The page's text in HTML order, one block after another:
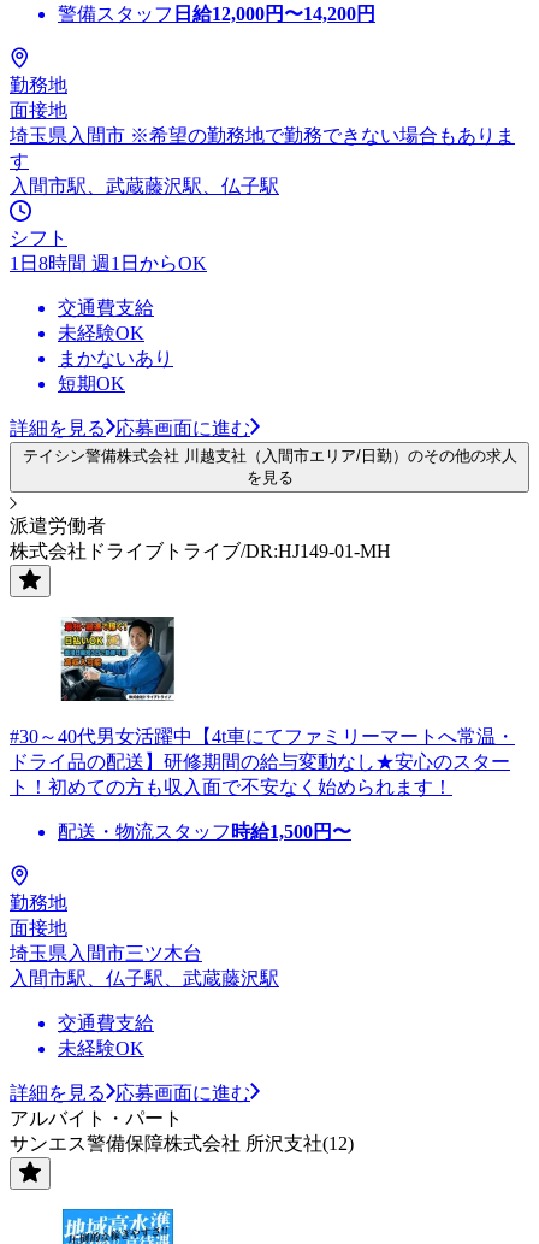
警備スタッフ 日給12,000円〜14,200円
勤務地
面接地
埼玉県入間市 ※希望の勤務地で勤務できない場合もありま
す
入間市駅、武蔵藤沢駅、仏子駅
シフト
1日8時間 週1日からOK
交通費支給
未経験OK
まかないあり
短期OK
詳細を見る 応募画面に進む
テイシン警備株式会社 川越支社（入間市エリア/日勤）のその他の求人
を見る
派遣労働者
株式会社ドライブトライブ/DR:HJ149-01-MH
#30～40代男女活躍中【4t車にてファミリーマートへ常温・
ドライ品の配送】研修期間の給与変動なし★安心のスター
ト！初めての方も収入面で不安なく始められます！
配送・物流スタッフ 時給1,500円〜
勤務地
面接地
埼玉県入間市三ツ木台
入間市駅、仏子駅、武蔵藤沢駅
交通費支給
未経験OK
詳細を見る
応募画面に進む
アルバイト・パート
サンエス警備保障株式会社 所沢支社(12)